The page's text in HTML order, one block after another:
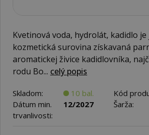
Kvetinová voda, hydrolát, kadidlo je
kozmetická surovina získavaná
aromatickej živice kadidlovníka,
rodu Bo... celý popis
Skladom: 10 bal. Kód
Dátum min.
trvanlivosti:
12/2027 Šarža: